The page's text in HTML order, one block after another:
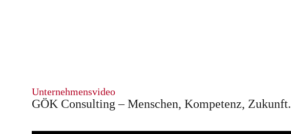
Unternehmensvideo
GÖK Consulting – Menschen, Kompetenz, Zukunft.